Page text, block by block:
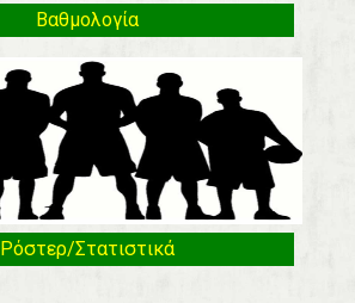
Βαθμολογία
Ρόστερ/Στατιστικά